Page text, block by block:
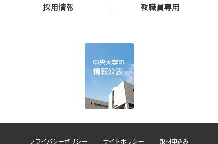
採用情報
教職員専用
プライバシーポリシー サイトポリシー 取材申込み